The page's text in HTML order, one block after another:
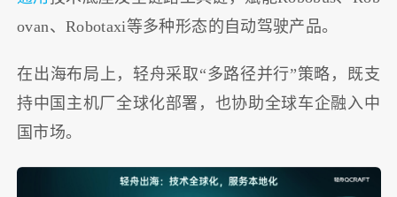
ovan、Robotaxi等多种形态的自动驾驶产品。
在出海布局上，轻舟采取“多路径并行”策略，既支
持中国主机厂全球化部署，也协助全球车企融入中
国市场。